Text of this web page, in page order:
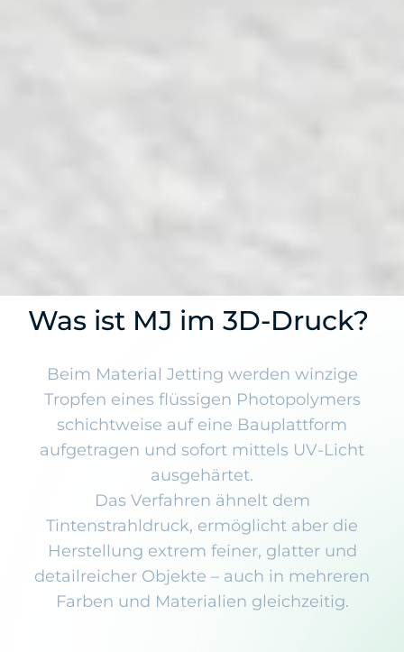
Was ist MJ im 3D-Druck?
Beim Material Jetting werden winzige
Tropfen eines flüssigen Photopolymers
schichtweise auf eine Bauplattform
aufgetragen und sofort mittels UV-Licht
ausgehärtet.
Das Verfahren ähnelt dem
Tintenstrahldruck, ermöglicht aber die
Herstellung extrem feiner, glatter und
detailreicher Objekte – auch in mehreren
Farben und Materialien gleichzeitig.